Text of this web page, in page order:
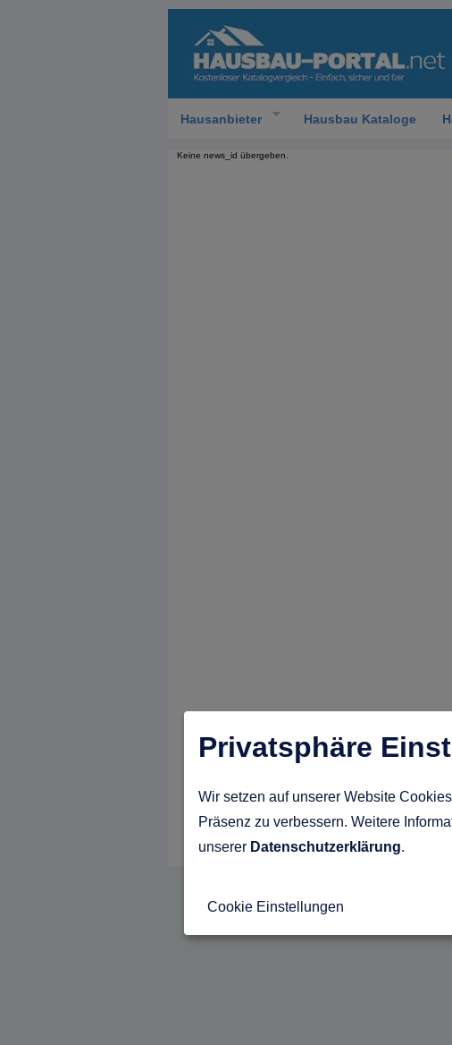
Hausanbieter Hausbau Kataloge
Keine news_id übergeben.
Privatsphäre
Wir setzen auf unserer Website
Präsenz zu verbessern. Weitere
unserer Datenschutzerklärung.
Cookie Einstellungen